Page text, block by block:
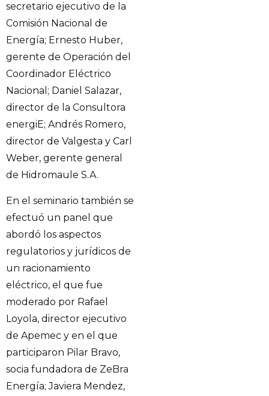
secretario ejecutivo de la
Comisión Nacional de
Energía; Ernesto Huber,
gerente de Operación del
Coordinador Eléctrico
Nacional; Daniel Salazar,
director de la Consultora
energiE; Andrés Romero,
director de Valgesta y Carl
Weber, gerente general
de Hidromaule S.A.
En el seminario también se
efectuó un panel que
abordó los aspectos
regulatorios y jurídicos de
un racionamiento
eléctrico, el que fue
moderado por Rafael
Loyola, director ejecutivo
de Apemec y en el que
participaron Pilar Bravo,
socia fundadora de ZeBra
Energía; Javiera Mendez,